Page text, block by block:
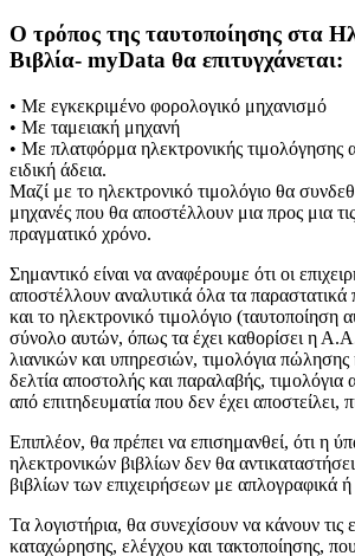
Ο τρόπος της ταυτοποίησης στα
Βιβλία- myData θα επιτυγχάνεται:
• Με εγκεκριμένο φορολογικό μηχανισμό
• Με ταμειακή μηχανή
• Με πλατφόρμα ηλεκτρονικής τιμολόγησης
ειδική άδεια.
Μαζί με το ηλεκτρονικό τιμολόγιο θα
μηχανές που θα αποστέλλουν μια προς μια
πραγματικό χρόνο.
Σημαντικό είναι να αναφέρουμε ότι οι
αποστέλλουν αναλυτικά όλα τα
και το ηλεκτρονικό τιμολόγιο (ταυτοποίηση
σύνολο αυτών, όπως τα έχει καθορίσει η
λιανικών και υπηρεσιών, τιμολόγια
δελτία αποστολής και παραλαβής, τιμολόγια
από επιτηδευματία που δεν έχει αποστείλει,
Επιπλέον, θα πρέπει να επισημανθεί, ότι η
ηλεκτρονικών βιβλίων δεν θα
βιβλίων των επιχειρήσεων με απλογραφικά ή
Τα λογιστήρια, θα συνεχίσουν να κάνουν τις
καταχώρησης, ελέγχου και τακτοποίησης,